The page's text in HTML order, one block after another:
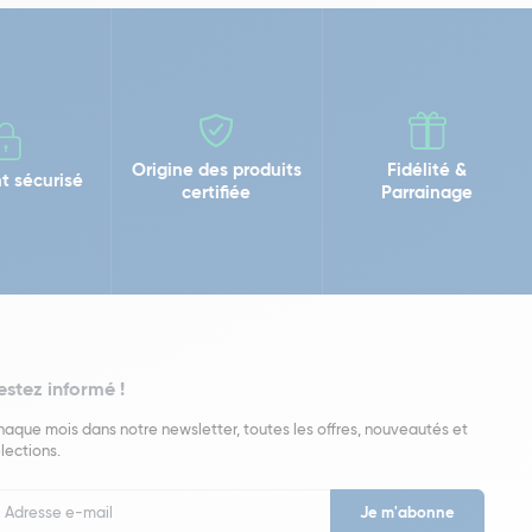
sécurisé
Origine des produits
certifiée
Fidélité &
Parrainage
informé !
mois dans notre newsletter, toutes les offres, nouveautés et